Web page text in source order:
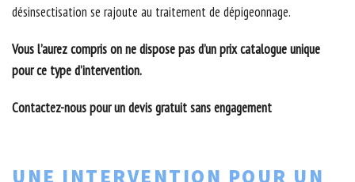
désinsectisation se rajoute au traitement de dépigeonnage.
Vous l’aurez compris on ne dispose pas d’un prix catalogue unique
pour ce type d’intervention.
Contactez-nous pour un devis gratuit sans engagement
UNE INTERVENTION POUR UN